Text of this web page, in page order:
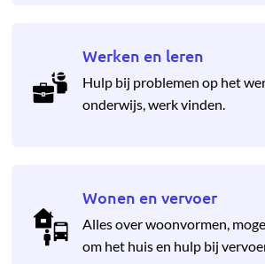
Werken en leren
Hulp bij problemen op het
onderwijs, werk vinden.
Wonen en vervoer
Alles over woonvormen,
om het huis en hulp bij